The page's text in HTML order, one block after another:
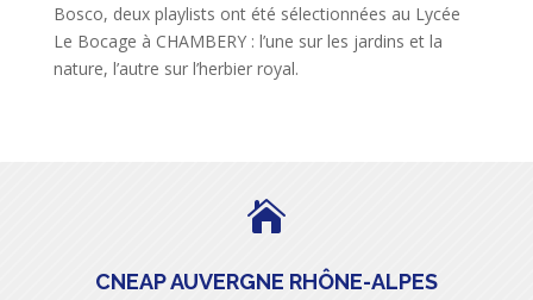
Bosco, deux playlists ont été sélectionnées au Lycée
Le Bocage à CHAMBERY : l’une sur les jardins et la
nature, l’autre sur l’herbier royal.

CNEAP AUVERGNE RHÔNE-ALPES